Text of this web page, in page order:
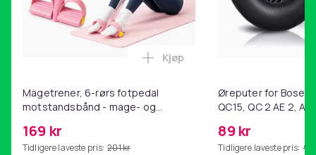
Magetrener, 6-rørs fotpedal
motstandsbånd - mage- og
hjemmegymnastikk Pink
169 kr
Tidligere laveste pris: 201 kr
Legg Magetrener, 6-rørs
Kjøp
Øreputer for Bose
QC15, QC 2 AE 2, AE
89 kr
Tidligere laveste pris: 99